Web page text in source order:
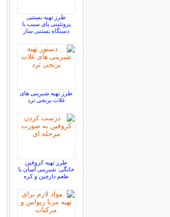
طرز تهیه بستنی
پروتئینی پای سیب با
دستگاه بستنی ساز
طرز تهیه شیرینی های
غلات برنجی ترد
طرز تهیه کروفین
خانگی: شیرینی آسان با
طعم دارچین و کره